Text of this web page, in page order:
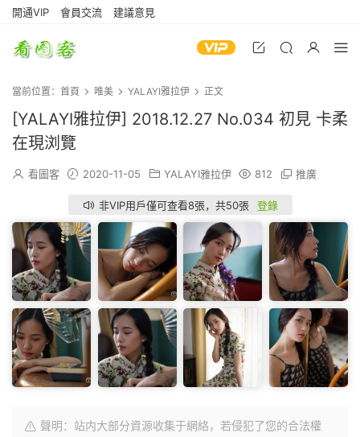
開通VIP 會員交流 建議意見
當前位置： 首頁 唯美 YALAYI雅拉伊 正文
[YALAYI雅拉伊] 2018.12.27 No.034 初見 卡柔
在現浏覽
看圖客 2020-11-05 YALAYI雅拉伊 812 推廣
非VIP用戶僅可查看8張，共50張 登錄
聲明：站内大部分資源收集于網絡，若侵犯了您的合法權